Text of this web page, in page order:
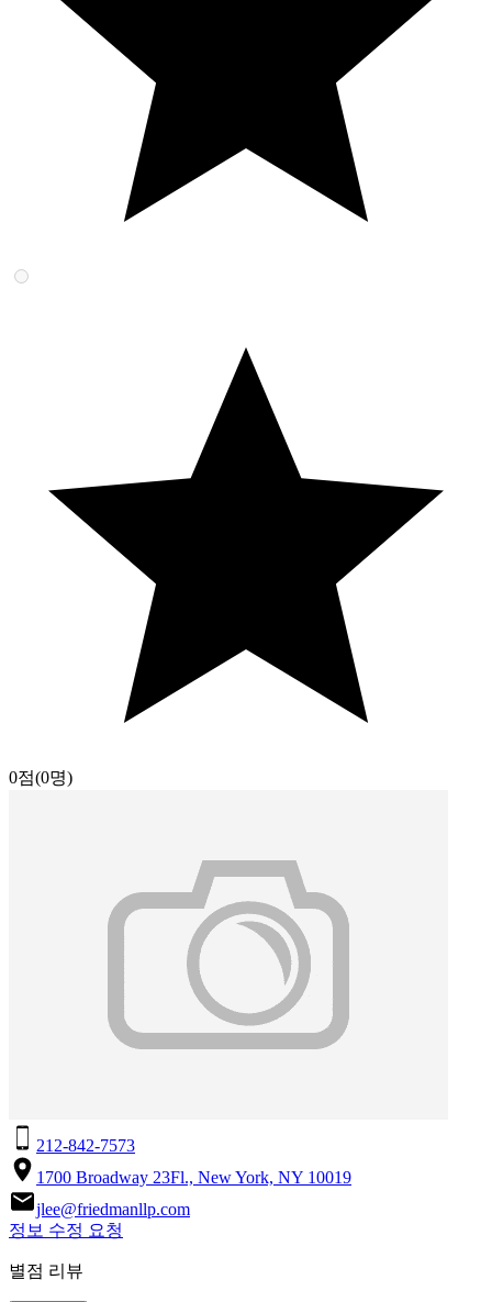
0점(0명)
212-842-7573
1700 Broadway 23Fl., New York, NY 10019
jlee@friedmanllp.com
정보 수정 요청
별점 리뷰